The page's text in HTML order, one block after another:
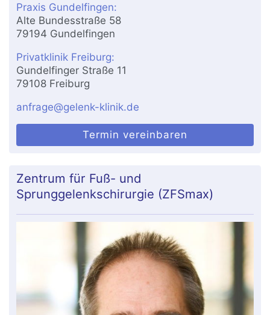
Praxis Gundelfingen:
Alte Bundesstraße 58
79194 Gundelfingen
Privatklinik Freiburg:
Gundelfinger Straße 11
79108 Freiburg
anfrage@gelenk-klinik.de
Termin vereinbaren
Zentrum für Fuß- und
Sprunggelenkschirurgie (ZFSmax)